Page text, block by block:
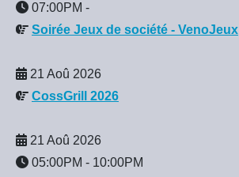
07:00PM -
Soirée Jeux de société - VenoJeux
21 Aoû 2026
CossGrill 2026
21 Aoû 2026
05:00PM - 10:00PM